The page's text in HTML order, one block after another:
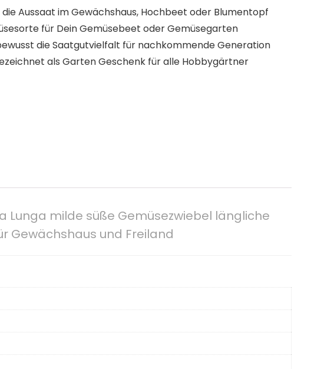
Aussaat im Gewächshaus, Hochbeet oder Blumentopf
für Dein Gemüsebeet oder Gemüsegarten
die Saatgutvielfalt für nachkommende Generation
als Garten Geschenk für alle Hobbygärtner
Lunga milde süße Gemüsezwiebel längliche
Gewächshaus und Freiland